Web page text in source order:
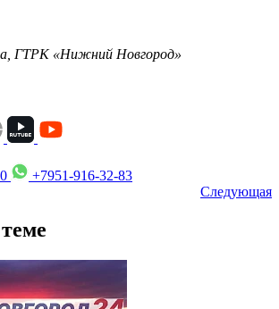
ГТРК «Нижний Новгород»
+7951-916-32-83
Следующая